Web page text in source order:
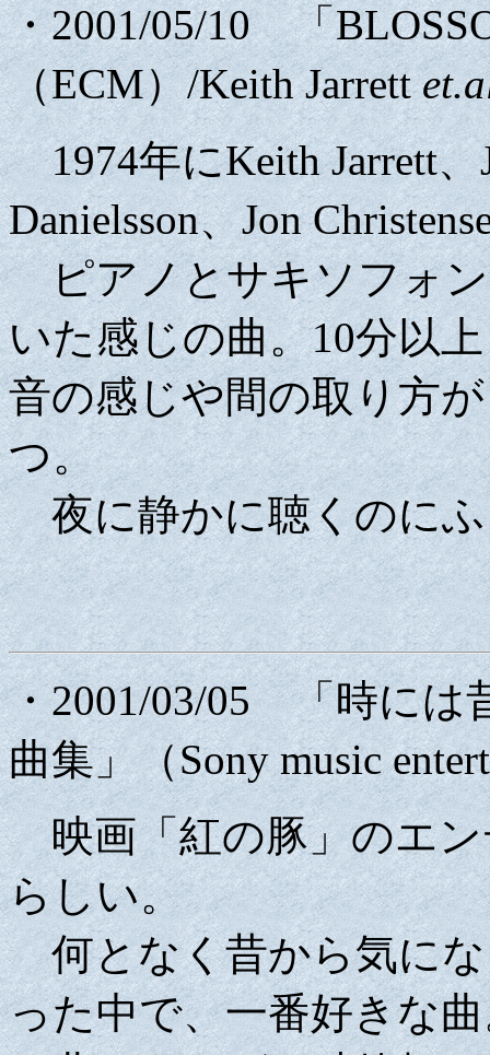
・2001/05/10 「
（ECM）/Keith Jarrett
1974年にKeith Jarrett、
Danielsson、Jon
ピアノとサキソフォン
いた感じの曲。10分以
音の感じや間の取り方
つ。
夜に静かに聴くのにふ
・2001/03/05 「時に
曲集」（Sony music
映画「紅の豚」のエン
らしい。
何となく昔から気にな
った中で、一番好きな